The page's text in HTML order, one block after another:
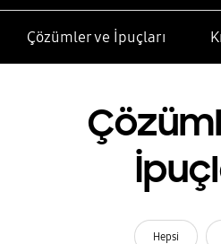
Çözümler ve İpuçları
Hepsi